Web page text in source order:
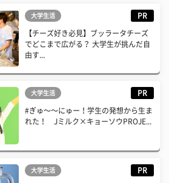
大学生活 PR
【チーズ好き必見】ブッラータチーズ
でどこまで広がる？ 大学生が挑んだ自
由す...
大学生活 PR
#ぎゅ〜〜にゅー！学生の発想から生ま
れた！ Jミルク×キョーソウPROJE...
大学生活 PR